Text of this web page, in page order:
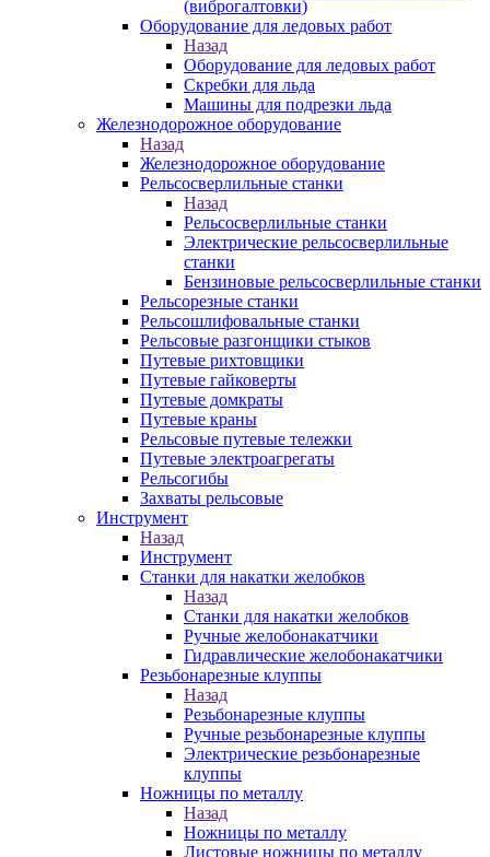
(виброгалтовки)
Оборудование для ледовых работ
Назад
Оборудование для ледовых работ
Скребки для льда
Машины для подрезки льда
Железнодорожное оборудование
Назад
Железнодорожное оборудование
Рельсосверлильные станки
Назад
Рельсосверлильные станки
Электрические рельсосверлильные
станки
Бензиновые рельсосверлильные станки
Рельсорезные станки
Рельсошлифовальные станки
Рельсовые разгонщики стыков
Путевые рихтовщики
Путевые гайковерты
Путевые домкраты
Путевые краны
Рельсовые путевые тележки
Путевые электроагрегаты
Рельсогибы
Захваты рельсовые
Инструмент
Назад
Инструмент
Станки для накатки желобков
Назад
Станки для накатки желобков
Ручные желобонакатчики
Гидравлические желобонакатчики
Резьбонарезные клуппы
Назад
Резьбонарезные клуппы
Ручные резьбонарезные клуппы
Электрические резьбонарезные
клуппы
Ножницы по металлу
Назад
Ножницы по металлу
Листовые ножницы по металлу